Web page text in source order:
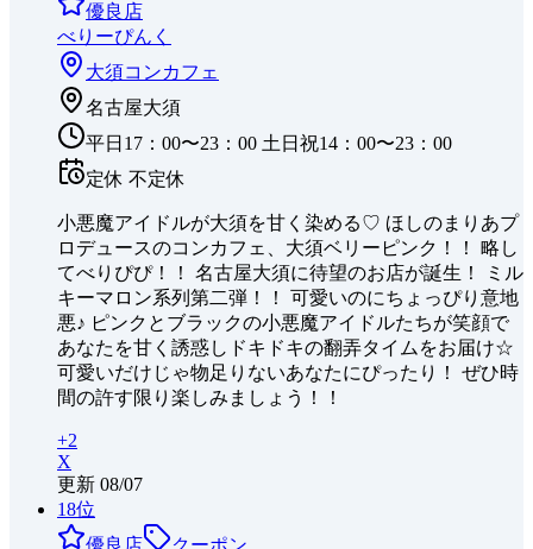
優良店
べりーぴんく
大須コンカフェ
名古屋大須
平日17：00〜23：00 土日祝14：00〜23：00
定休 不定休
小悪魔アイドルが大須を甘く染める♡ ほしのまりあプ
ロデュースのコンカフェ、大須ベリーピンク！！ 略し
てべりぴぴ！！ 名古屋大須に待望のお店が誕生！ ミル
キーマロン系列第二弾！！ 可愛いのにちょっぴり意地
悪♪ ピンクとブラックの小悪魔アイドルたちが笑顔で
あなたを甘く誘惑しドキドキの翻弄タイムをお届け☆
可愛いだけじゃ物足りないあなたにぴったり！ ぜひ時
間の許す限り楽しみましょう！！
+2
X
更新 08/07
18位